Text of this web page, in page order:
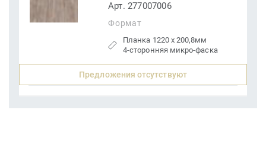
Арт. 277007006
Формат
Планка 1220 x 200,8мм
4-сторонняя микро-фаска
Предложения отсутствуют